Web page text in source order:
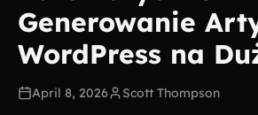
Generowanie
WordPress na
April 8, 2026 Scott Thompson